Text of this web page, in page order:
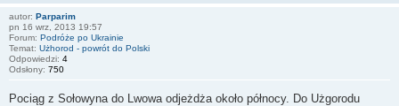
autor: Parparim
pn 16 wrz, 2013 19:57
Forum: Podróże po Ukrainie
Temat: Użhorod - powrót do Polski
Odpowiedzi: 4
Odsłony: 750
Pociąg z Sołowyna do Lwowa odjeżdża około północy. Do Użgorodu